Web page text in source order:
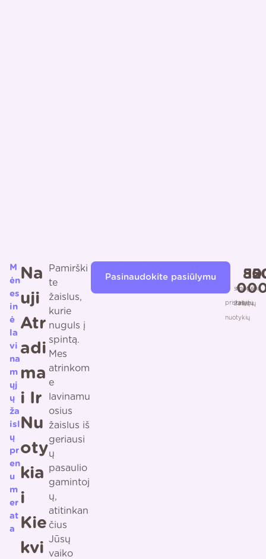
M
ėn
es
in
ė
la
vi
na
m
ųj
ų
ža
isl
ų
pr
en
u
m
er
at
a
Na
Uji
Atr
Adi
Ma
I Ir
Nu
Oty
Kia
I
Kie
Kvi
Pamirški
te
žaislus,
kurie
nuguls į
spintą.
Mes
atrinkom
e
lavinamu
osius
žaislus iš
geriausi
ų
pasaulio
gamintoj
ų,
atitinkan
čius
Jūsų
vaiko
Pasinaudokite pasiūlymu
pristatytų
nuotykių
80
smagių
žaislų
nuotykių
rinkinių